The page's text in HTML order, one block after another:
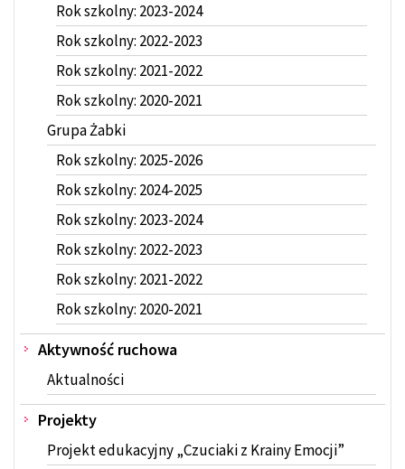
Rok szkolny: 2023-2024
Rok szkolny: 2022-2023
Rok szkolny: 2021-2022
Rok szkolny: 2020-2021
Grupa Żabki
Rok szkolny: 2025-2026
Rok szkolny: 2024-2025
Rok szkolny: 2023-2024
Rok szkolny: 2022-2023
Rok szkolny: 2021-2022
Rok szkolny: 2020-2021
Aktywność ruchowa
Aktualności
Projekty
Projekt edukacyjny „Czuciaki z Krainy Emocji”